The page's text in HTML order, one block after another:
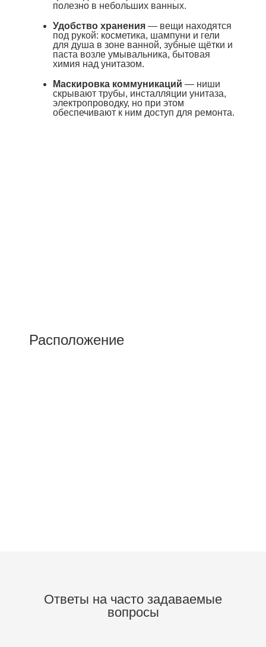
полезно в небольших ванных.
Удобство хранения — вещи находятся
под рукой: косметика, шампуни и гели
для душа в зоне ванной, зубные щётки и
паста возле умывальника, бытовая
химия над унитазом.
Маскировка коммуникаций — ниши
скрывают трубы, инсталляции унитаза,
электропроводку, но при этом
обеспечивают к ним доступ для ремонта.
Расположение
Ответы на часто задаваемые
вопросы